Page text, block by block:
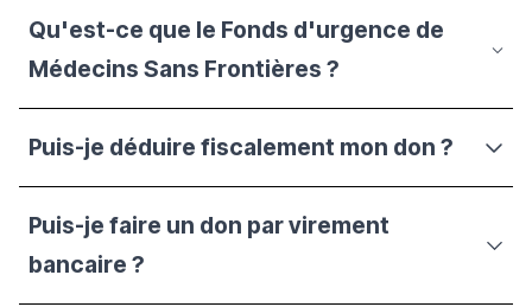
Qu'est-ce que le Fonds d'urgence de
Médecins Sans Frontières ?
Puis-je déduire fiscalement mon don ?
Puis-je faire un don par virement
bancaire ?